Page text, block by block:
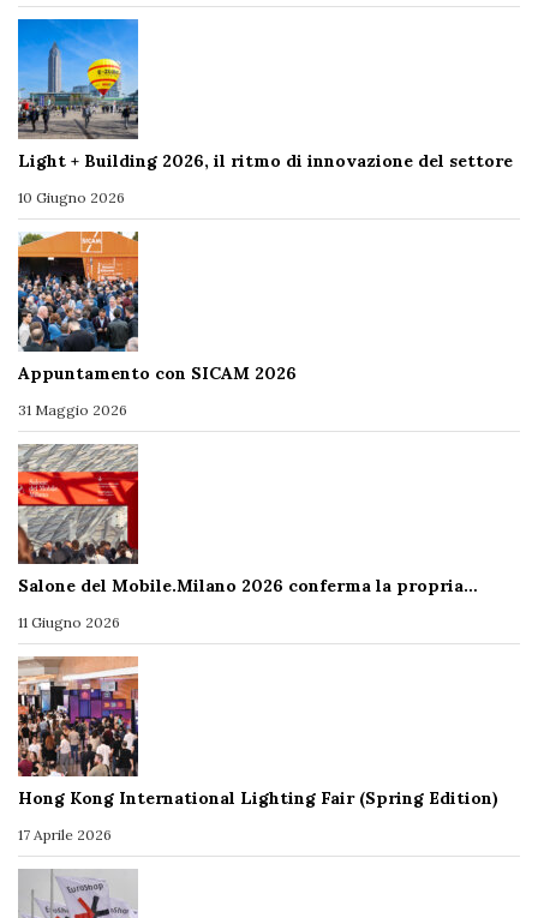
Light + Building 2026, il ritmo di innovazione del settore
10 Giugno 2026
Appuntamento con SICAM 2026
31 Maggio 2026
Salone del Mobile.Milano 2026 conferma la propria…
11 Giugno 2026
Hong Kong International Lighting Fair (Spring Edition)
17 Aprile 2026